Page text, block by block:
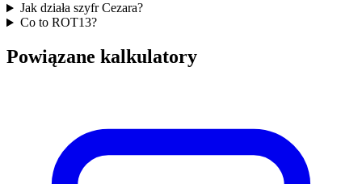
Jak działa szyfr Cezara?
Co to ROT13?
Powiązane kalkulatory